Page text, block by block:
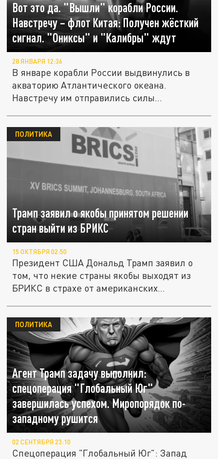
Вот это да. "Вышли" корабли России.
Навстречу – флот Китая: Получен жёсткий
сигнал. "Ониксы" и "Калибры" ждут
28 ЯНВАРЯ 12:36
В январе корабли России выдвинулись в
акваторию Атлантического океана.
Навстречу им отправились силы...
Трамп заявил о якобы принятом решении
стран выйти из БРИКС
ПОЛИТИКА
15 ОКТЯБРЯ 02:50
Президент США Дональд Трамп заявил о
том, что некие страны якобы выходят из
БРИКС в страхе от американских...
Агент Трамп задачу выполнил:
спецоперация "Глобальный Юг"
завершилась успехом. Миропорядок по-
западному рушится
ПОЛИТИКА
02 СЕНТЯБРЯ 23:10
Спецоперация "Глобальный Юг": Запад